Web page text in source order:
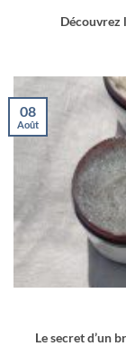
Découvrez
Le secret d’un
08
Août